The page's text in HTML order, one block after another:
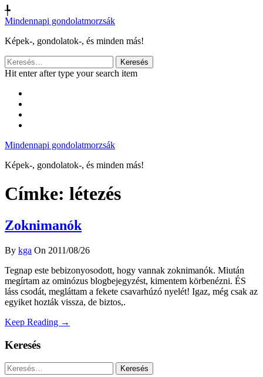
╄
Mindennapi gondolatmorzsák
Képek-, gondolatok-, és minden más!
Keresés:
Hit enter after type your search item
Mindennapi gondolatmorzsák
Képek-, gondolatok-, és minden más!
Címke: létezés
Zoknimanók
By kga On 2011/08/26
Tegnap este bebizonyosodott, hogy vannak zoknimanók. Miután
megírtam az ominózus blogbejegyzést, kimentem körbenézni. ÉS
láss csodát, megláttam a fekete csavarhúzó nyelét! Igaz, még csak az
egyiket hozták vissza, de biztos,.
Keep Reading →
Keresés
Keresés: